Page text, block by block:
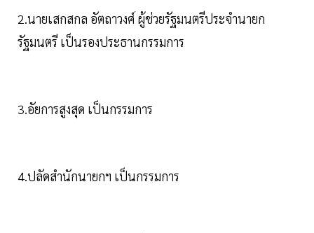
2.นายเสกสกล อัตถาวงศ์ ผู้ช่วยรัฐมนตรีประจำนายก
รัฐมนตรี เป็นรองประธานกรรมการ
3.อัยการสูงสุด เป็นกรรมการ
4.ปลัดสำนักนายกฯ เป็นกรรมการ